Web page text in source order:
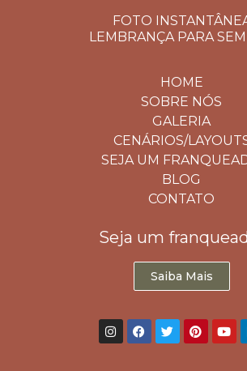
FOTO
LEMBRANÇA PARA
HOME
SOBRE NÓS
GALERIA
CENÁRIOS/
SEJA UM
BLOG
CONTATO
Seja um
Saiba Mais